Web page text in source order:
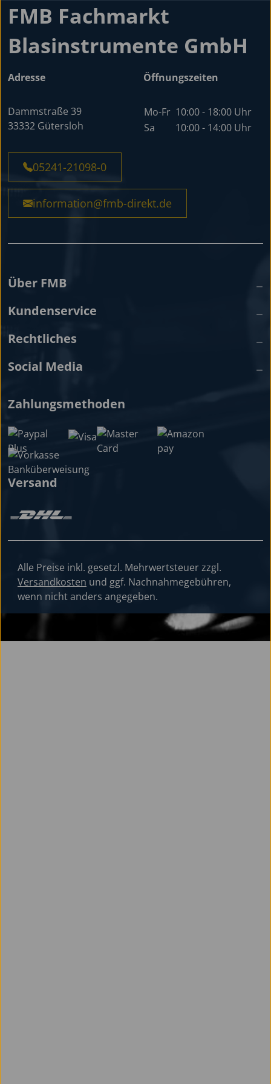
FMB Fachmarkt
Blasinstrumente GmbH
Adresse
Dammstraße 39
33332 Gütersloh
Öffnungszeiten
Mo-Fr 10:00 - 18:00 Uhr
Sa
10:00 - 14:00 Uhr
05241-21098-0
information@fmb-direkt.de
Über FMB
Kundenservice
Rechtliches
Social Media
Zahlungsmethoden
Versand
Alle Preise inkl. gesetzl. Mehrwertsteuer zzgl.
Versandkosten und ggf. Nachnahmegebühren,
wenn nicht anders angegeben.